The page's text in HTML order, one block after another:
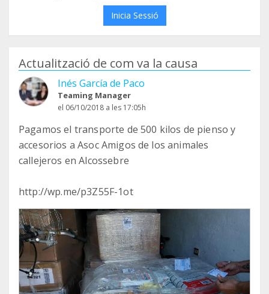
Inicia Sessió
Actualització de com va la causa
Inés García de Paco
Teaming Manager
el 06/10/2018 a les 17:05h
Pagamos el transporte de 500 kilos de pienso y
accesorios a Asoc Amigos de los animales
callejeros en Alcossebre
http://wp.me/p3Z55F-1ot